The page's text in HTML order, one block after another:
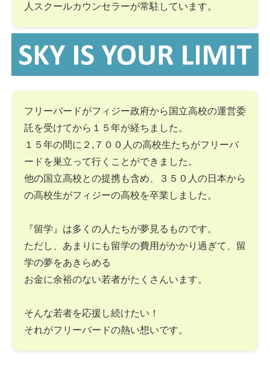
人スクールカウンセラーが常駐しています。
フリーバードがフィジー政府から国立高校の運営委
託を受けてから１５年が経ちました。
１５年の間に２,７００人の高校生たちがフリーバ
ードを巣立って行くことができました。
他の国立高校との提携も含め、３５０人の日本から
の高校生がフィジーの高校を卒業しました。
『留学』は多くの人たちが夢見るものです。
ただし、あまりにも留学の費用がかかり過ぎて、留
学の夢をあきらめる
お金に余裕のない若者がたくさんいます。
そんな若者を応援し続けたい！
それがフリーバードの熱い想いです。